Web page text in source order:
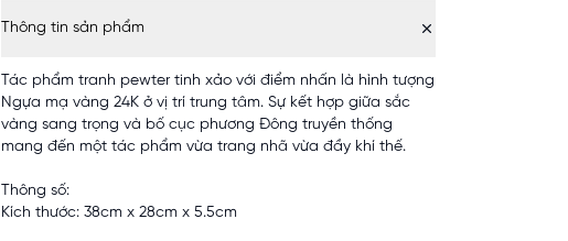
Thông tin sản phẩm
Tác phẩm tranh pewter tinh xảo với điểm nhấn là hình tượng
Ngựa mạ vàng 24K ở vị trí trung tâm. Sự kết hợp giữa sắc
vàng sang trọng và bố cục phương Đông truyền thống
mang đến một tác phẩm vừa trang nhã vừa đầy khí thế.
Thông số:
Kích thước: 38cm x 28cm x 5.5cm